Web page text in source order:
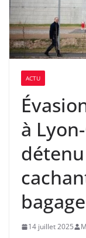
ACTU
à
détenu
14 juillet 2025